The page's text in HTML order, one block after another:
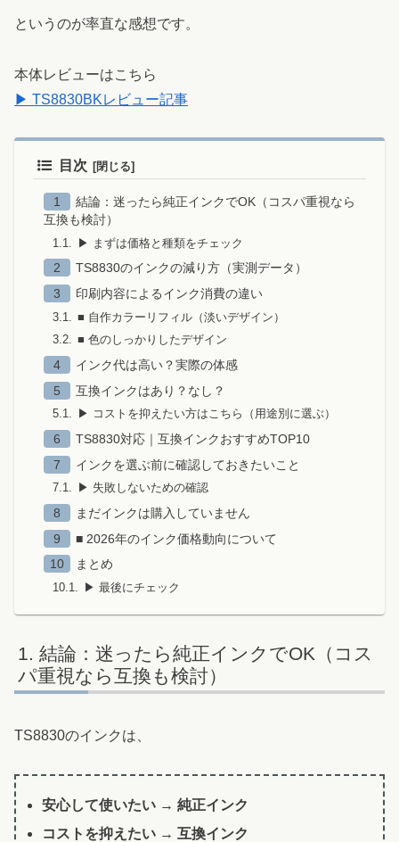
というのが率直な感想です。
本体レビューはこちら
▶ TS8830BKレビュー記事
目次
結論：迷ったら純正インクでOK（コスパ重視なら
互換も検討）
▶ まずは価格と種類をチェック
TS8830のインクの減り方（実測データ）
印刷内容によるインク消費の違い
■ 自作カラーリフィル（淡いデザイン）
■ 色のしっかりしたデザイン
インク代は高い？実際の体感
互換インクはあり？なし？
▶ コストを抑えたい方はこちら（用途別に選ぶ）
TS8830対応｜互換インクおすすめTOP10
インクを選ぶ前に確認しておきたいこと
▶ 失敗しないための確認
まだインクは購入していません
■ 2026年のインク価格動向について
まとめ
▶ 最後にチェック
結論：迷ったら純正インクでOK（コス
パ重視なら互換も検討）
TS8830のインクは、
安心して使いたい → 純正インク
コストを抑えたい → 互換インク